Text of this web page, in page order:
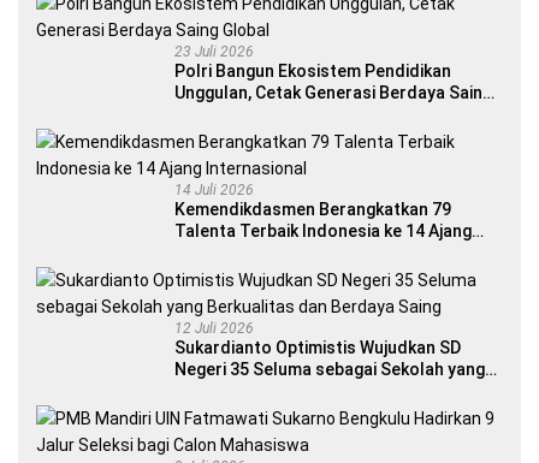
23 Juli 2026
Polri Bangun Ekosistem Pendidikan
Unggulan, Cetak Generasi Berdaya Saing
14 Juli 2026
Kemendikdasmen Berangkatkan 79
Talenta Terbaik Indonesia ke 14 Ajang
12 Juli 2026
Sukardianto Optimistis Wujudkan SD
Negeri 35 Seluma sebagai Sekolah yang